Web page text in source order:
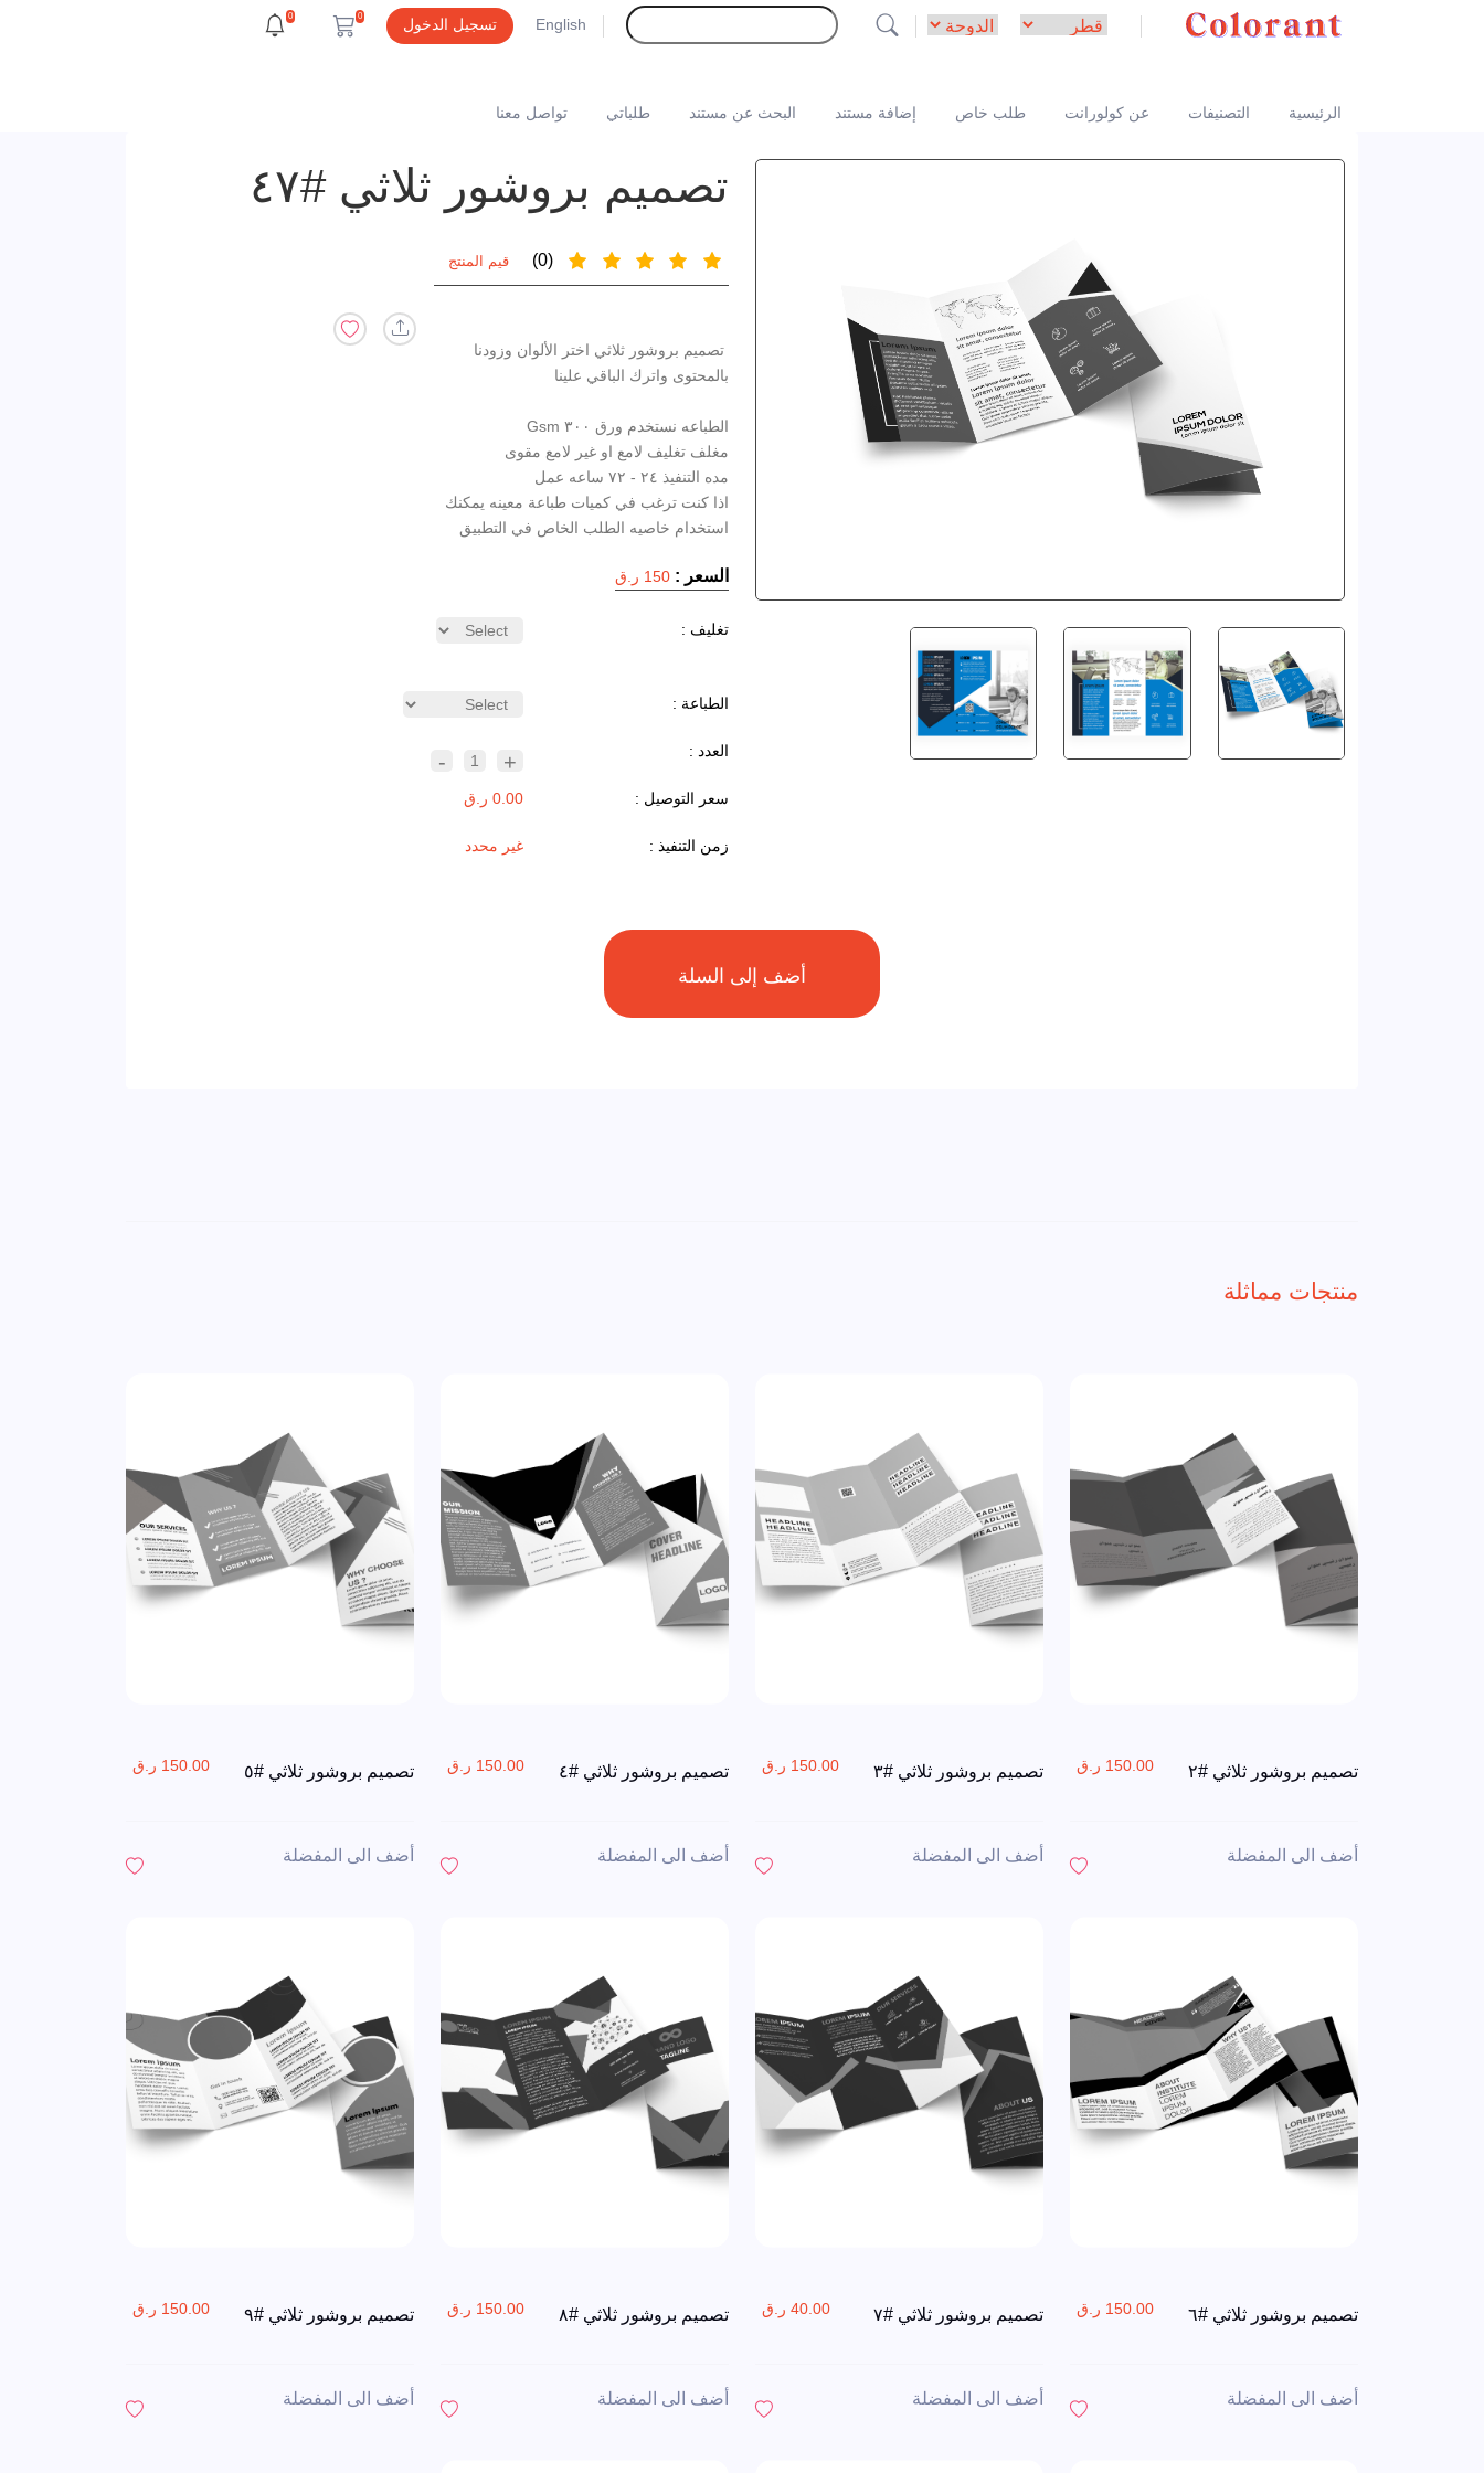
English تسجيل الدخول 0
0
الرئيسية التصنيفات عن كولورانت طلب خاص إضافة مستند البحث عن مستند طلباتي تواصل معنا
تصميم بروشور ثلاثي #٤٧
(0) قيم المنتج
تصميم بروشور ثلاثي اختر الألوان وزودنا
اذا كنت ترغب في كميات طباعة معينه يمكنك
استخدام خاصيه الطلب الخاص في التطبيق
السعر : 150 ر.ق
تغليف :
الطباعة :
العدد : +
1
-
سعر التوصيل : 0.00 ر.ق
زمن التنفيذ : غير محدد
منتجات مماثلة
تصميم بروشور ثلاثي #٢ 150.00 ر.ق
أضف الى المفضلة
تصميم بروشور ثلاثي #٣ 150.00 ر.ق
أضف الى المفضلة
تصميم بروشور ثلاثي #٤ 150.00 ر.ق
أضف الى المفضلة
تصميم بروشور ثلاثي #٥ 150.00 ر.ق
أضف الى المفضلة
تصميم بروشور ثلاثي #٦ 150.00 ر.ق
أضف الى المفضلة
تصميم بروشور ثلاثي #٧ 40.00 ر.ق
أضف الى المفضلة
تصميم بروشور ثلاثي #٨ 150.00 ر.ق
أضف الى المفضلة
تصميم بروشور ثلاثي #٩ 150.00 ر.ق
أضف الى المفضلة